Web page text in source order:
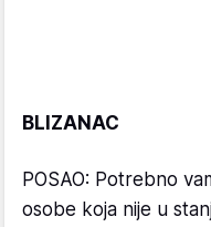
BLIZANAC
POSAO: Potrebno
osobe koja nije u